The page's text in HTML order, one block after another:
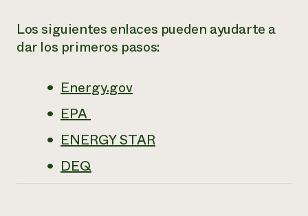
Los siguientes enlaces pueden ayudarte a
dar los primeros pasos:
Energy.gov
EPA
ENERGY STAR
DEQ